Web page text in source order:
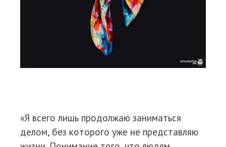
«Я всего лишь продолжаю заниматься
делом, без которого уже не представляю